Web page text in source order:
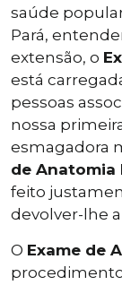
saúde
Pará,
extensão, o
está
pessoas
nossa
esmagadora
de Anatomia
feito
devolver-lhe
O Exame de